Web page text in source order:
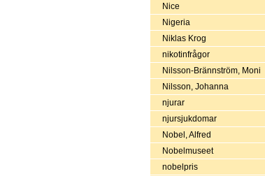
Nice
Nigeria
Niklas Krog
nikotinfrågor
Nilsson-Brännström, Moni
Nilsson, Johanna
njurar
njursjukdomar
Nobel, Alfred
Nobelmuseet
nobelpris